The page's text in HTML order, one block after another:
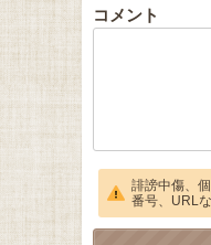
コメント
誹謗中傷、
番号、URL